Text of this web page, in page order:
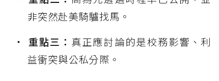
非突然赴美騎驢找馬。
重點三： 真正應討論的是校務影響、利
益衝突與公私分際。